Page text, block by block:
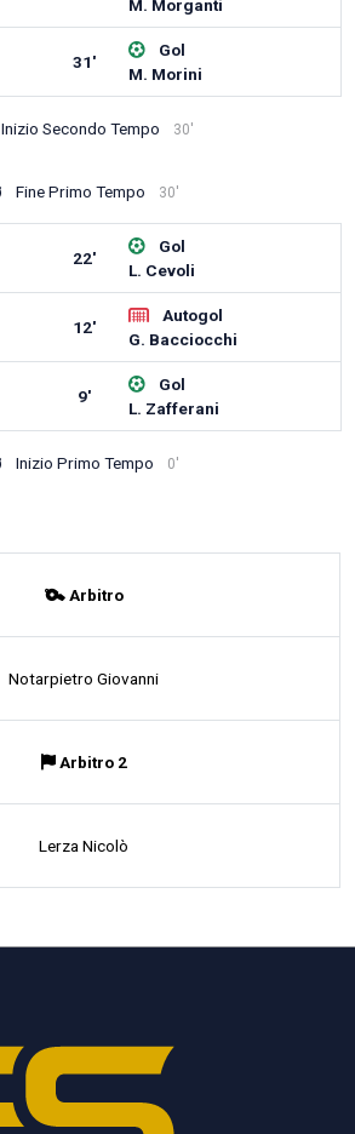
M. Morganti
31'
Gol
M. Morini
Inizio Secondo Tempo 30'
Fine Primo Tempo 30'
22'
Gol
L. Cevoli
12'
Autogol
G. Bacciocchi
9'
Gol
L. Zafferani
Inizio Primo Tempo 0'
Arbitro
Notarpietro Giovanni
Arbitro 2
Lerza Nicolò